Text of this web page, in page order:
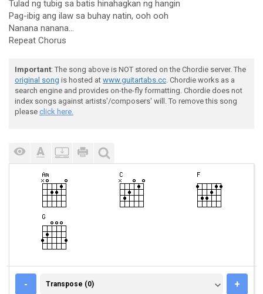
Tulad ng tubig sa batis hinahagkan ng hangin
Pag-ibig ang ilaw sa buhay natin, ooh ooh
Nanana nanana...
Repeat Chorus
Important: The song above is NOT stored on the Chordie server. The
original song is hosted at www.guitartabs.cc. Chordie works as a
search engine and provides on-the-fly formatting. Chordie does not
index songs against artists'/composers' will. To remove this song
please click here.
- TRANSPOSE (0)
Transpose (0) +